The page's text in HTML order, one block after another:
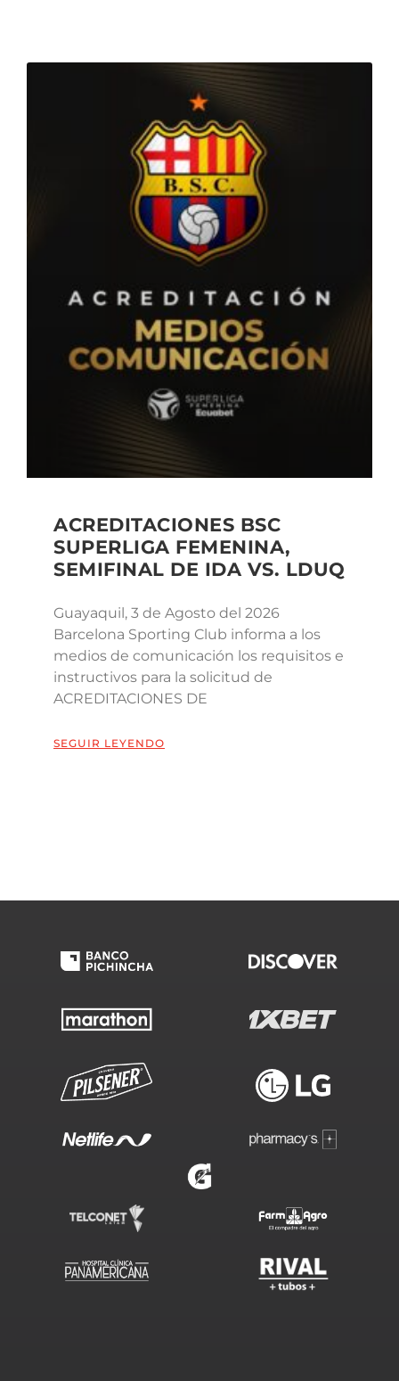
ACREDITACIONES BSC
SUPERLIGA FEMENINA,
SEMIFINAL DE IDA VS. LDUQ
Guayaquil, 3 de Agosto del 2026
Barcelona Sporting Club informa a los
medios de comunicación los requisitos e
instructivos para la solicitud de
ACREDITACIONES DE
SEGUIR LEYENDO